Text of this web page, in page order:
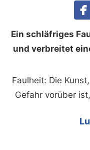
Ein schläfriges
und verbreitet
Faulheit: Die
Gefahr vorüber